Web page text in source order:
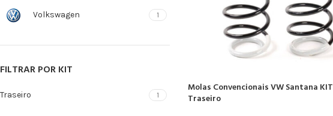
Volkswagen 1
FILTRAR POR KIT
Traseiro 1
Molas Convencionais VW Santana KIT
Traseiro